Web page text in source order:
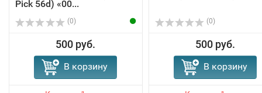
Pick 56d) «00...
(0)
500 руб.
В корзину
(0)
500 руб.
В корзину